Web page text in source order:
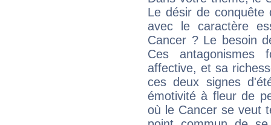
Le désir de conquête
avec le caractère
Cancer ? Le besoin
Ces
affective, et sa
ces deux signes
émotivité à fleur de
où le Cancer se veut